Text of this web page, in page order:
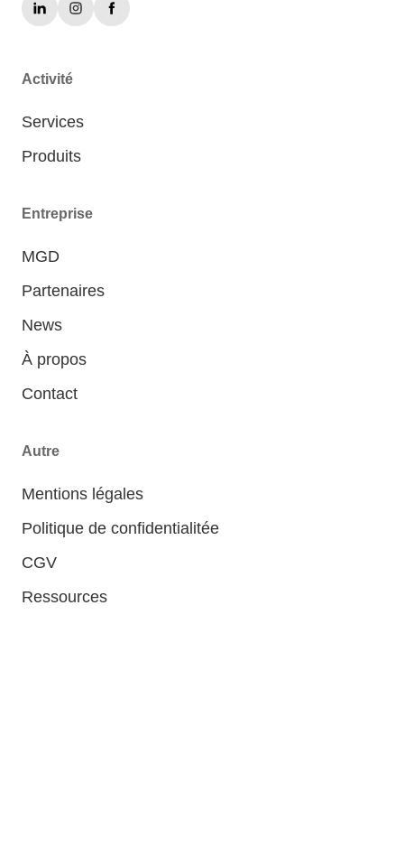
Activité
Services
Produits
Entreprise
MGD
Partenaires
News
À propos
Contact
Autre
Mentions légales
Politique de confidentialitée
CGV
Ressources